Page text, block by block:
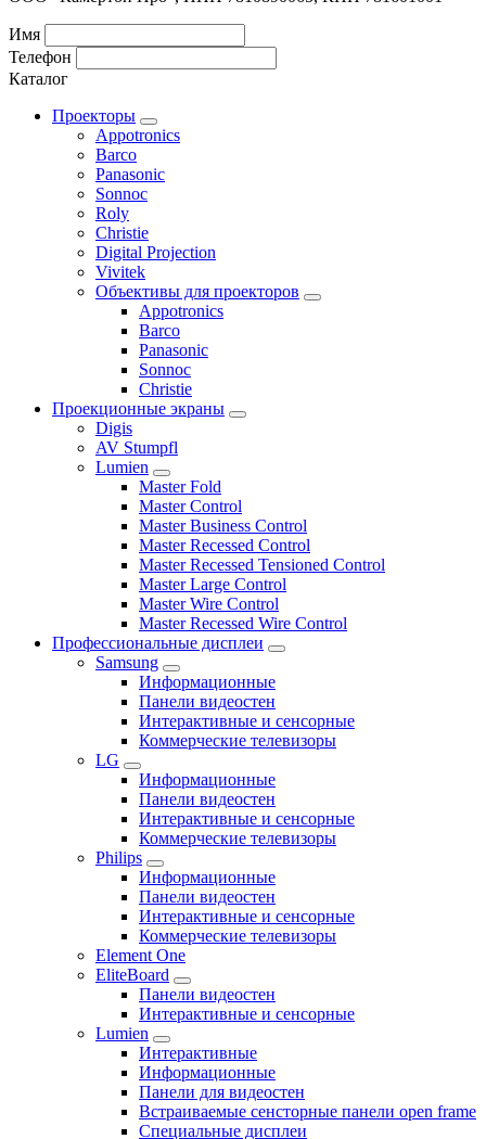
Имя
Телефон
Каталог
Проекторы
Appotronics
Barco
Panasonic
Sonnoc
Roly
Christie
Digital Projection
Vivitek
Объективы для проекторов
Appotronics
Barco
Panasonic
Sonnoc
Сhristie
Проекционные экраны
Digis
AV Stumpfl
Lumien
Master Fold
Master Control
Master Business Control
Master Recessed Control
Master Recessed Tensioned Control
Master Large Control
Master Wire Control
Master Recessed Wire Control
Профессиональные дисплеи
Samsung
Информационные
Панели видеостен
Интерактивные и сенсорные
Коммерческие телевизоры
LG
Информационные
Панели видеостен
Интерактивные и сенсорные
Коммерческие телевизоры
Philips
Информационные
Панели видеостен
Интерактивные и сенсорные
Коммерческие телевизоры
Element One
EliteBoard
Панели видеостен
Интерактивные и сенсорные
Lumien
Интерактивные
Информационные
Панели для видеостен
Встраиваемые сенсторные панели open frame
Специальные дисплеи